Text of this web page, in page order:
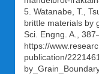
5. Watanabe, T.,
brittle materials by
Sci. Engng. A.,
https://
publication/